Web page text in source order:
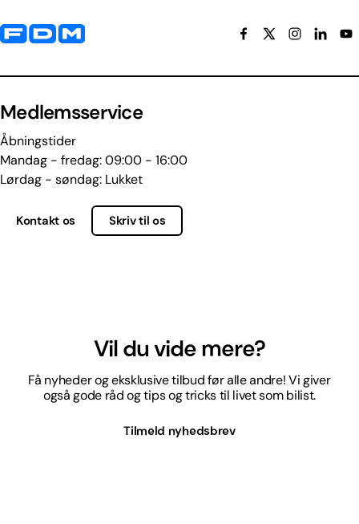
Yderligere information og kontaktoplysninger
Medlemsservice
Åbningstider
Mandag - fredag: 09:00 - 16:00
Lørdag - søndag: Lukket
Kontakt os Skriv til os
Vil du vide mere?
Få nyheder og eksklusive tilbud før alle andre! Vi giver
også gode råd og tips og tricks til livet som bilist.
Tilmeld nyhedsbrev